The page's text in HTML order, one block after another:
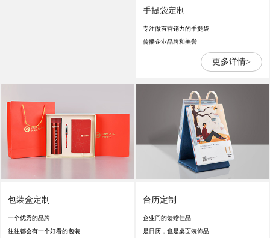
手提袋定制
专注做有营销力的手提袋
传播企业品牌和美誉
更多详情>
包装盒定制
一个优秀的品牌
往往都会有一个好看的包装
台历定制
企业间的馈赠佳品
是日历，也是桌面装饰品